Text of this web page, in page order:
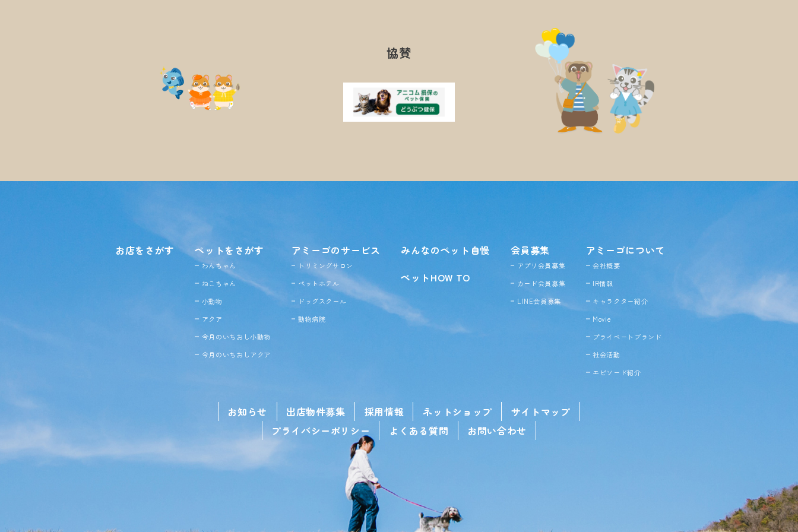
協賛
お店をさがす ペットをさがす
わんちゃん
ねこちゃん
小動物
アクア
今月のいちおし小動物
今月のいちおしアクア
アミーゴのサービス
トリミングサロン
ペットホテル
ドッグスクール
動物病院
みんなのペット自慢
ペットHOW TO
会員募集
アプリ会員募集
カード会員募集
LINE会員募集
アミーゴについて
会社概要
IR情報
キャラクター紹介
Movie
プライベートブランド
社会活動
エピソード紹介
お知らせ 出店物件募集 採用情報 ネットショップ
サイトマップ
プライバシーポリシー
よくある質問 お問い合わせ